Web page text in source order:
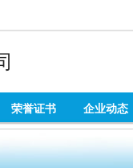
荣誉证书 企业动态